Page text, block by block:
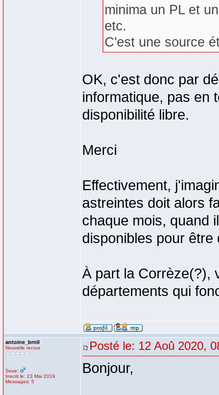
minima un PL et
etc.
C'est une source
OK, c'est donc par
informatique, pas en
disponibilité libre.
Merci
Effectivement,
astreintes doit alors
chaque mois, quand
disponibles pour être
À part la Corrèze(?),
départements qui
antoine_brnll
Nouvelle recrue
Sexe:
Inscrit le: 23 Mai 2019
Messages: 5
Posté le: 12 Aoû 2020,
Bonjour,